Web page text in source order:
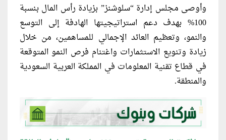
وأوصى مجلس إدارة “سلوشنز” بزيادة رأس المال بنسبة
100% بهدف دعم استراتيجيتها الهادفة إلى التوسع
والنمو، وتعظيم العائد الإجمالي للمساهمين، من خلال
زيادة وتنويع الاستثمارات واغتنام فرص النمو المتوقعة
في قطاع تقنية المعلومات في المملكة العربية السعودية
والمنطقة.